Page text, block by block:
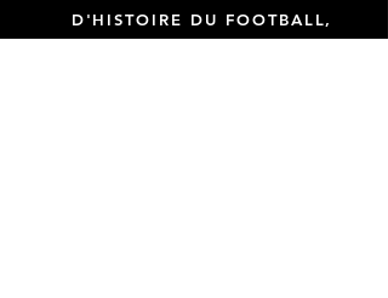
D'HISTOIRE DU FOOTBALL,